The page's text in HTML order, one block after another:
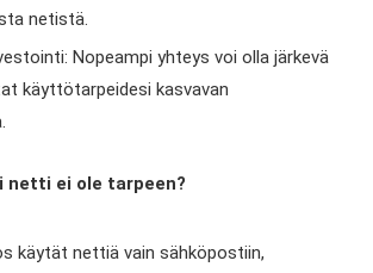
netistä.
Nopeampi yhteys voi olla järkevä
käyttötarpeidesi kasvavan
netti ei ole tarpeen?
käytät nettiä vain sähköpostiin,